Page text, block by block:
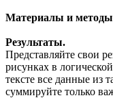
Материалы и
Результаты.
Представляйте свои
рисунках в
тексте все данные из
суммируйте только